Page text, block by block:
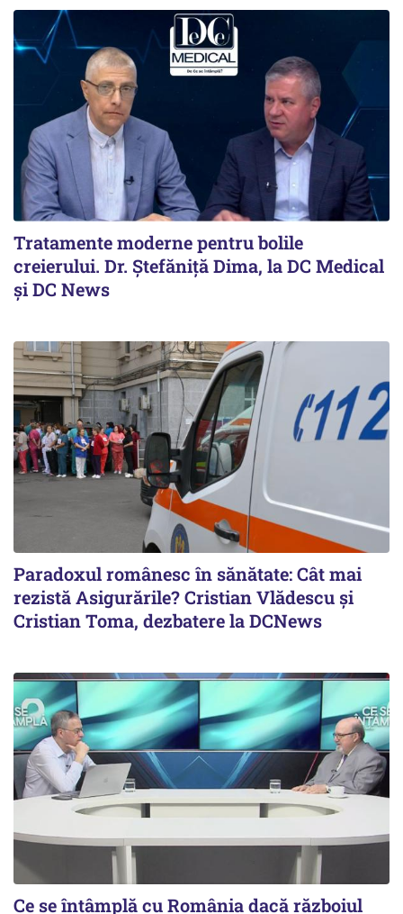
Tratamente moderne pentru bolile
creierului. Dr. Ștefăniță Dima, la DC Medical
și DC News
Paradoxul românesc în sănătate: Cât mai
rezistă Asigurările? Cristian Vlădescu și
Cristian Toma, dezbatere la DCNews
Ce se întâmplă cu România dacă războiul